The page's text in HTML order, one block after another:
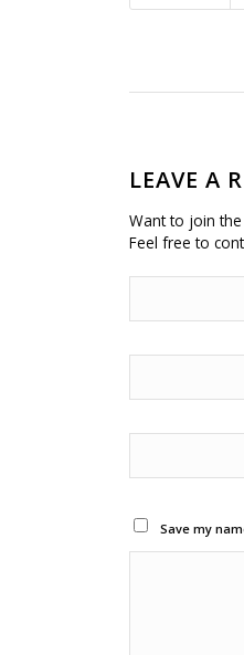
LEAVE A
Want to join
Feel free to
Save my